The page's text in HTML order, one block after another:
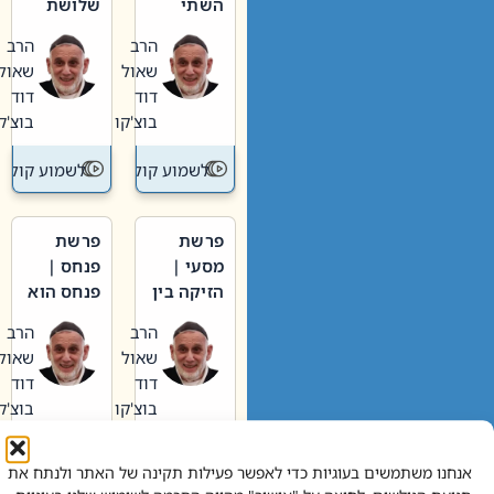
אנחנו משתמשים בעוגיות כדי לאפשר פעילות תקינה של האתר ולנתח את
וערב של
חיינו
הרב
שאול
דוד
בוצ'קו
לשמוע קול תורה – מדרש
האבות
הרב
שאול
דוד
בוצ'קו
לשמוע קול
פרשת
מסעי |
הזיקה בין
הגדול לעם הרב
שאול
דוד
בוצ'קו
לשמוע קול תורה – מדרש
פרשת
פנחס |
פנחס הוא
אליהו: בין
קנאות
הורסת
לקנאות
בונה
הרב
שאול
דוד
בוצ'קו
לשמוע קול